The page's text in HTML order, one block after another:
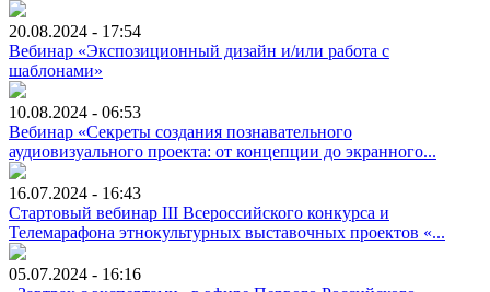
20.08.2024 - 17:54
Вебинар «Экспозиционный дизайн и/или работа с
шаблонами»
10.08.2024 - 06:53
Вебинар «Секреты создания познавательного
аудиовизуального проекта: от концепции до экранного...
16.07.2024 - 16:43
Стартовый вебинар III Всероссийского конкурса и
Телемарафона этнокультурных выставочных проектов «...
05.07.2024 - 16:16